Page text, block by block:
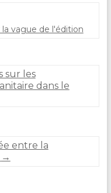
la vague de l'édition
sur les
dans le
entre la
→